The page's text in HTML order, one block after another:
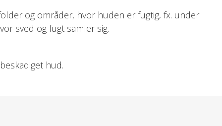
og områder, hvor huden er fugtig, fx. under
sved og fugt samler sig.
hud.